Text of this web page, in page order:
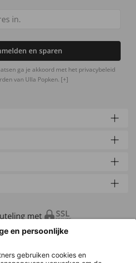
en sparen
ga je akkoord met het privacybeleid
van Ulla Popken. [+]
met